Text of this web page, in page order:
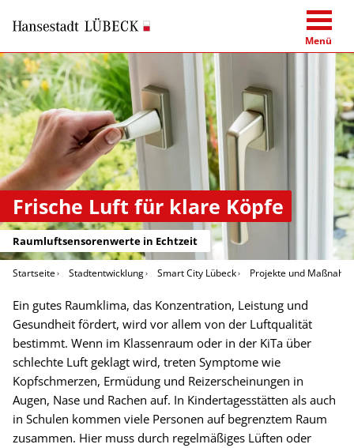
Menü
Frische Luft für klare Köpfe
Raumluftsensorenwerte in Echtzeit
Startseite Stadtentwicklung Smart City Lübeck Projekte und
Ein gutes Raumklima, das Konzentration, Leistung und
Gesundheit fördert, wird vor allem von der Luftqualität
bestimmt. Wenn im Klassenraum oder in der KiTa über
schlechte Luft geklagt wird, treten Symptome wie
Kopfschmerzen, Ermüdung und Reizerscheinungen in
Augen, Nase und Rachen auf. In Kindertagesstätten als auch
in Schulen kommen viele Personen auf begrenztem Raum
zusammen. Hier muss durch regelmäßiges Lüften oder